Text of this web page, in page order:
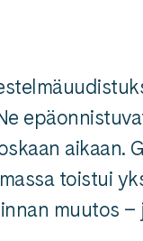
aikaan.
toistui
muutos